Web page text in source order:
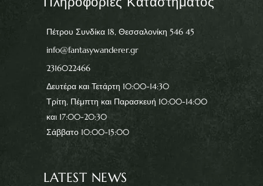
Πέτρου Συνδίκα 18, Θεσσαλονίκη 546 45
info@fantasywanderer.gr
2316022466
Δευτέρα και Τετάρτη 10:00-14:30
Τρίτη, Πέμπτη και Παρασκευή 10:00-14:00
και 17:00-20:30
Σάββατο 10:00-15:00
LATEST NEWS